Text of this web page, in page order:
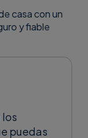
casa con un
y fiable
los
puedas